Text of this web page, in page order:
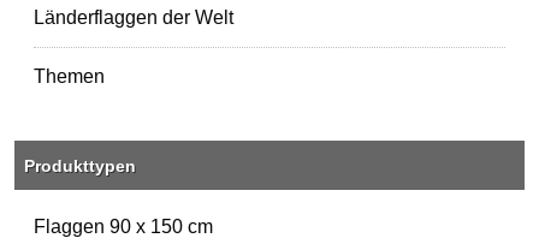
Länderflaggen der Welt
Themen
Produkttypen
Flaggen 90 x 150 cm